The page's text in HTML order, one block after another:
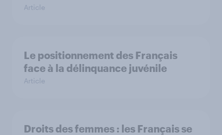
Article
Le positionnement des Français
face à la délinquance juvénile
Article
Droits des femmes : les Français se